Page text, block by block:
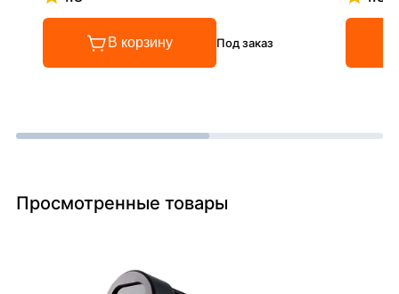
Рейтинг 4.8 из 5
В корзину Под заказ
Просмотренные товары